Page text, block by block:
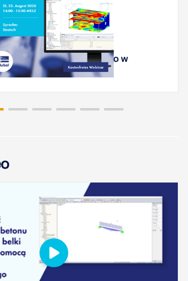
betonu zbrojonego w
6